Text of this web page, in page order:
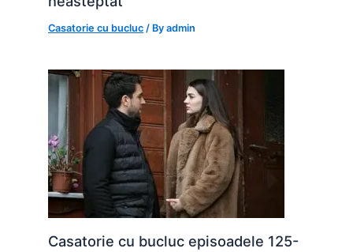
Casatorie cu bucluc / Byadmin
Casatorie cu bucluc episoadele 125-